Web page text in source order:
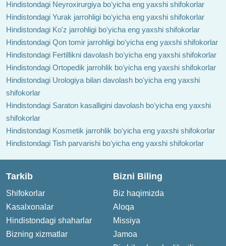
Hindistondagi Neyroxirurgiya boʻyicha eng yaxshi shifokorlar
Hindistondagi Yurak jarrohligi boʻyicha eng yaxshi shifokorlar
Hindistondagi Ko'z jarrohligi boʻyicha eng yaxshi shifokorlar
Hindistondagi Qon tomir jarrohligi boʻyicha eng yaxshi shifokorlar
Hindistondagi Fertillikni davolash boʻyicha eng yaxshi shifokorlar
Hindistondagi Ortopedik jarrohlik boʻyicha eng yaxshi shifokorlar
Hindistondagi Urologiya bilan davolash boʻyicha eng yaxshi
shifokorlar
Hindistondagi Saraton kasalligini davolash boʻyicha eng yaxshi
shifokorlar
Hindistondagi Kosmetik jarrohlik boʻyicha eng yaxshi shifokorlar
Hindistondagi Tish parvarishi boʻyicha eng yaxshi shifokorlar
Tarkib
Shifokorlar
Kasalxonalar
Hindistondagi shaharlar
Bizning xizmatlar
Bizni Biling
Biz haqimizda
Aloqa
Missiya
Jamoa